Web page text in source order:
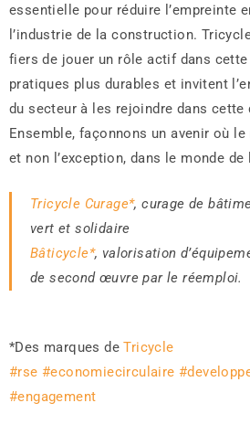
essentielle pour réduire l’empreinte
l’industrie de la construction.
fiers de jouer un rôle actif dans
pratiques plus durables et invitent
du secteur à les rejoindre dans
Ensemble, façonnons un avenir où
et non l’exception, dans le monde
Tricycle Curage*, curage de
vert et solidaire
Bâticycle*, valorisation
de second œuvre par le réemploi.
*Des marques deTricycle
#rse #economiecirculaire
#engagement